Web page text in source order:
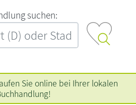
‍s‍u‍c‍h‍e‍n‍:‍
Sie online bei Ihrer lokalen